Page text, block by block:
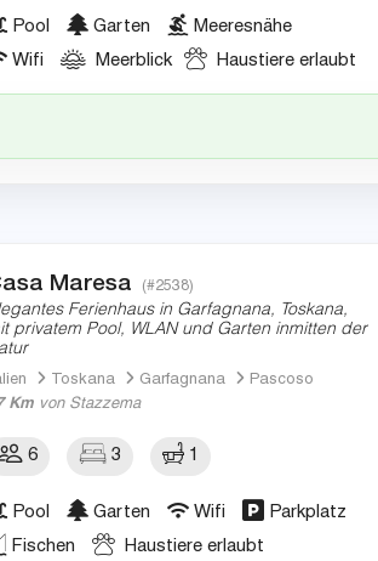
Pool Garten
Meeresnähe
Wifi
Meerblick Haustiere erlaubt
Maresa (#2538)
Ferienhaus in Garfagnana, Toskana,
privatem Pool, WLAN und Garten inmitten der
Toskana Garfagnana
Pascoso
Km von Stazzema
6 3 1
Pool Garten Wifi
Parkplatz
Fischen
Haustiere erlaubt